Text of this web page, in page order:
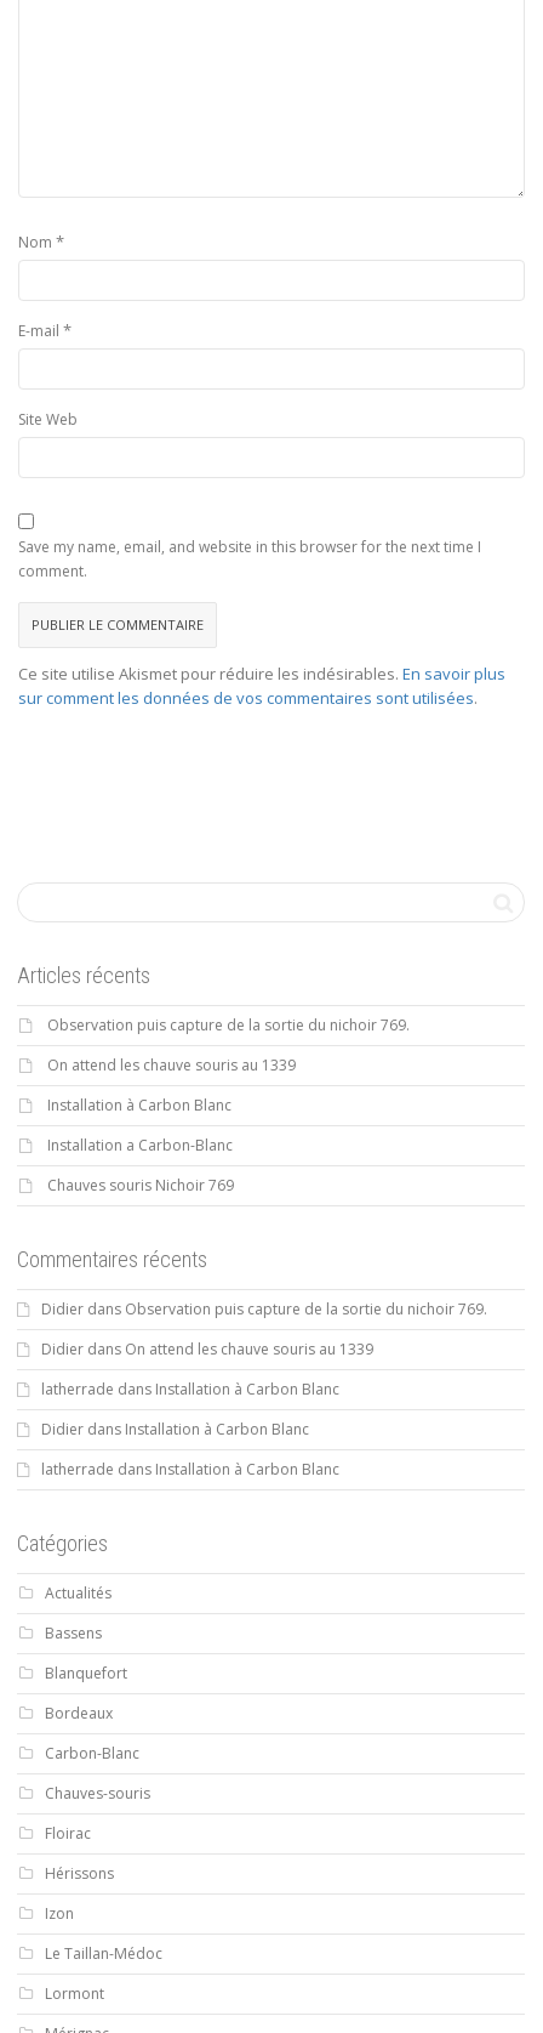
Nom *
E-mail *
Site Web
Save my name, email, and website in this browser for the next time I
comment.
Ce site utilise Akismet pour réduire les indésirables. En savoir plus
sur comment les données de vos commentaires sont utilisées.
Articles récents
Observation puis capture de la sortie du nichoir 769.
On attend les chauve souris au 1339
Installation à Carbon Blanc
Installation a Carbon-Blanc
Chauves souris Nichoir 769
Commentaires récents
Didier dans Observation puis capture de la sortie du nichoir 769.
Didier dans On attend les chauve souris au 1339
latherrade dans Installation à Carbon Blanc
Didier dans Installation à Carbon Blanc
latherrade dans Installation à Carbon Blanc
Catégories
Actualités
Bassens
Blanquefort
Bordeaux
Carbon-Blanc
Chauves-souris
Floirac
Hérissons
Izon
Le Taillan-Médoc
Lormont